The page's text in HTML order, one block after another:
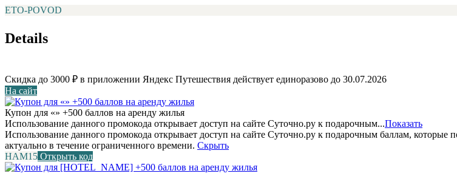
ETO-POVOD
Details
Скидка до 3000 ₽ в приложении Яндекс Путешествия действует единоразово до 30.07.2026
На сайт
Купон для «» +500 баллов на аренду жилья
Использование данного промокода открывает доступ на сайте Суточно.ру к подарочным...Показать
Использование данного промокода открывает доступ на сайте Суточно.ру к подарочным баллам,
актуально в течение ограниченного времени. Скрыть
НАМ15 Открыть код